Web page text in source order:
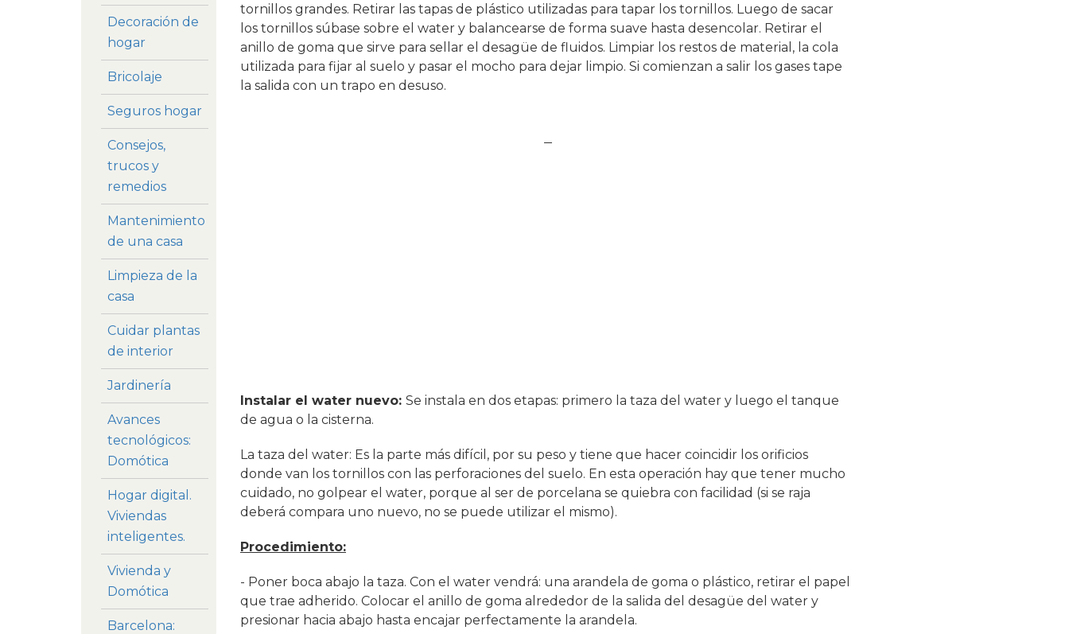
tornillos grandes. Retirar las tapas de plástico utilizadas para tapar los tornillos. Luego de sacar
los tornillos súbase sobre el water y balancearse de forma suave hasta desencolar. Retirar el
anillo de goma que sirve para sellar el desagüe de fluidos. Limpiar los restos de material, la cola
utilizada para fijar al suelo y pasar el mocho para dejar limpio. Si comienzan a salir los gases tape
la salida con un trapo en desuso.
Instalar el water nuevo: Se instala en dos etapas: primero la taza del water y luego el tanque
de agua o la cisterna.
La taza del water: Es la parte más difícil, por su peso y tiene que hacer coincidir los orificios
donde van los tornillos con las perforaciones del suelo. En esta operación hay que tener mucho
cuidado, no golpear el water, porque al ser de porcelana se quiebra con facilidad (si se raja
deberá compara uno nuevo, no se puede utilizar el mismo).
Procedimiento:
- Poner boca abajo la taza. Con el water vendrá: una arandela de goma o plástico, retirar el papel
que trae adherido. Colocar el anillo de goma alrededor de la salida del desagüe del water y
presionar hacia abajo hasta encajar perfectamente la arandela.
Decoración de
hogar
Bricolaje
Seguros hogar
Consejos,
trucos y
remedios
Mantenimiento
de una casa
Limpieza de la
casa
Cuidar plantas
de interior
Jardinería
Avances
tecnológicos:
Domótica
Hogar digital.
Viviendas
inteligentes.
Vivienda y
Domótica
Barcelona: